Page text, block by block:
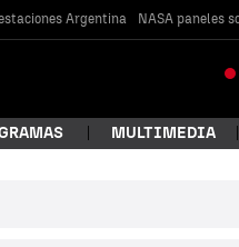
Argentina NASA paneles
MULTIMEDIA